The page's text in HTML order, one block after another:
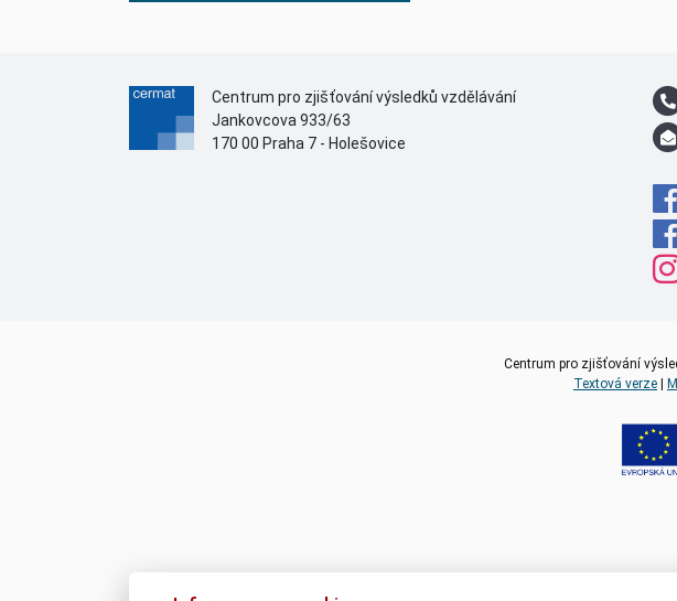
Centrum pro zjišťování výsledků vzdělávání
Jankovcova 933/63
170 00 Praha 7 - Holešovice
Centrum pro zjišťování
Textová verze